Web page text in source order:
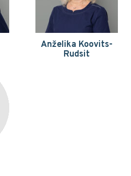
Anželika Koovits-
Rudsit